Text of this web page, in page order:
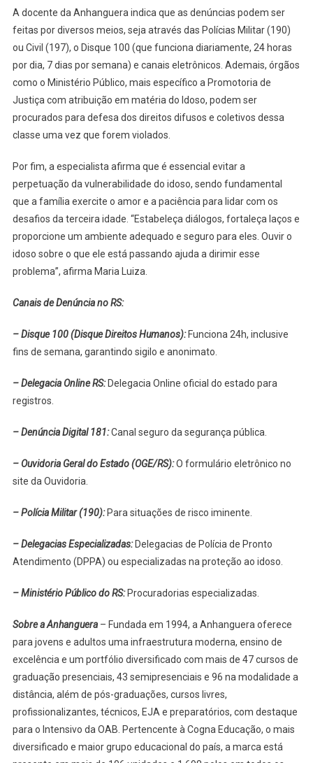
A docente da Anhanguera indica que as denúncias podem ser
feitas por diversos meios, seja através das Polícias Militar (190)
ou Civil (197), o Disque 100 (que funciona diariamente, 24 horas
por dia, 7 dias por semana) e canais eletrônicos. Ademais, órgãos
como o Ministério Público, mais específico a Promotoria de
Justiça com atribuição em matéria do Idoso, podem ser
procurados para defesa dos direitos difusos e coletivos dessa
classe uma vez que forem violados.
Por fim, a especialista afirma que é essencial evitar a
perpetuação da vulnerabilidade do idoso, sendo fundamental
que a família exercite o amor e a paciência para lidar com os
desafios da terceira idade. “Estabeleça diálogos, fortaleça laços e
proporcione um ambiente adequado e seguro para eles. Ouvir o
idoso sobre o que ele está passando ajuda a dirimir esse
problema”, afirma Maria Luiza.
Canais de Denúncia no RS:
– Disque 100 (Disque Direitos Humanos):Funciona 24h, inclusive
fins de semana, garantindo sigilo e anonimato.
– Delegacia Online RS:Delegacia Online oficial do estado para
registros.
– Denúncia Digital 181:Canal seguro da segurança pública.
– Ouvidoria Geral do Estado (OGE/RS):O formulário eletrônico no
site da Ouvidoria.
– Polícia Militar (190):Para situações de risco iminente.
– Delegacias Especializadas:Delegacias de Polícia de Pronto
Atendimento (DPPA) ou especializadas na proteção ao idoso.
– Ministério Público do RS:Procuradorias especializadas.
Sobre a Anhanguera– Fundada em 1994, a Anhanguera oferece
para jovens e adultos uma infraestrutura moderna, ensino de
excelência e um portfólio diversificado com mais de 47 cursos de
graduação presenciais, 43 semipresenciais e 96 na modalidade a
distância, além de pós-graduações, cursos livres,
profissionalizantes, técnicos, EJA e preparatórios, com destaque
para o Intensivo da OAB. Pertencente à Cogna Educação, o mais
diversificado e maior grupo educacional do país, a marca está